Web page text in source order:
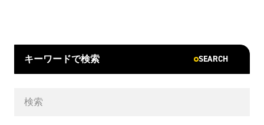
キーワードで検索 SEARCH